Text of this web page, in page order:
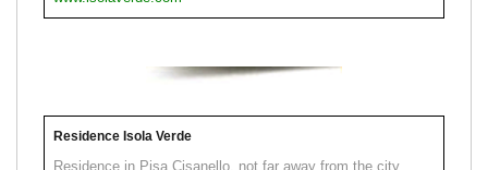
Residence Isola Verde
Residence in Pisa Cisanello, not far away from the city